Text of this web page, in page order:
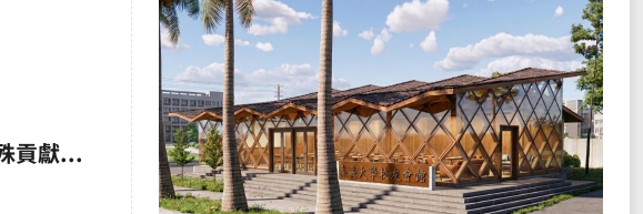
國立嘉義大學115年度「傑出校友」、「傑出校友特殊貢獻獎」、「榮譽校友」 及「校友熱心服務及貢獻獎」選拔
國立嘉義大學115年度「傑出
校友特殊貢獻獎」、「榮譽校
熱心服務及貢獻獎」選拔
國立嘉義大學 函 地址：600355嘉義市鹿寮里學府路300
號 承辦人：張淑芬 電話：05-2717749 傳真：05-27177
46 電子信箱：fen0720@mail.ncyu.edu.tw 受文者：如
正副本 發文日期：中華民國115年5月18日 發文字號：嘉
大秘字第1159002280號 速別：普通件 密等及解密條件
未分類 2026.05.20